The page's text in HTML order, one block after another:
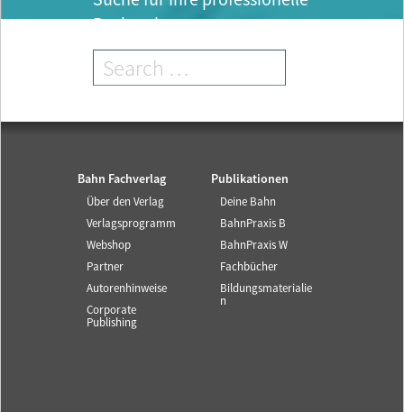
Recherche.
Bahn Fachverlag
Über den Verlag
Verlagsprogramm
Webshop
Partner
Autorenhinweise
Corporate
Publishing
Publikationen
Deine Bahn
BahnPraxis B
BahnPraxis W
Fachbücher
Bildungsmaterialie
n